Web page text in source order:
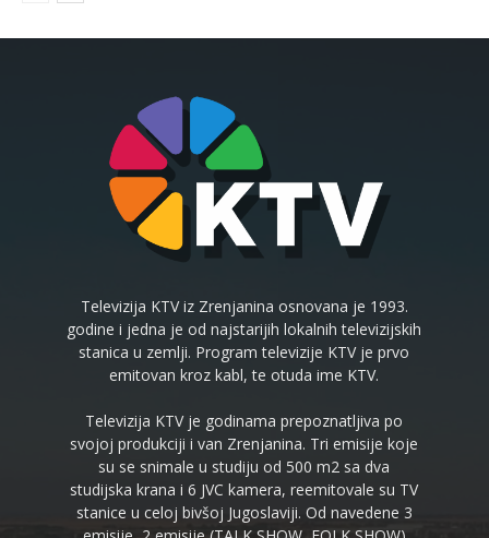
Televizija KTV iz Zrenjanina osnovana je 1993.
godine i jedna je od najstarijih lokalnih televizijskih
stanica u zemlji. Program televizije KTV je prvo
emitovan kroz kabl, te otuda ime KTV.
Televizija KTV je godinama prepoznatljiva po
svojoj produkciji i van Zrenjanina. Tri emisije koje
su se snimale u studiju od 500 m2 sa dva
studijska krana i 6 JVC kamera, reemitovale su TV
stanice u celoj bivšoj Jugoslaviji. Od navedene 3